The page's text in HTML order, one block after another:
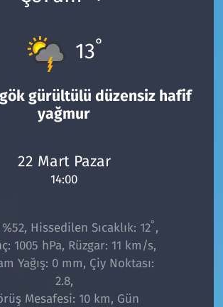
13°
gürültülü düzensiz hafif
yağmur
22 Mart Pazar
14:00
Hissedilen Sıcaklık: 12° ,
1005 hPa, Rüzgar: 11 km/s,
Yağış: 0 mm, Çiy Noktası:
2.8,
Mesafesi: 10 km, Gün